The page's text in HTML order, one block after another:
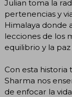
Julian toma la
pertenencias y
Himalaya donde
lecciones de los
equilibrio y la
Con esta historia
Sharma nos
de enfocar la